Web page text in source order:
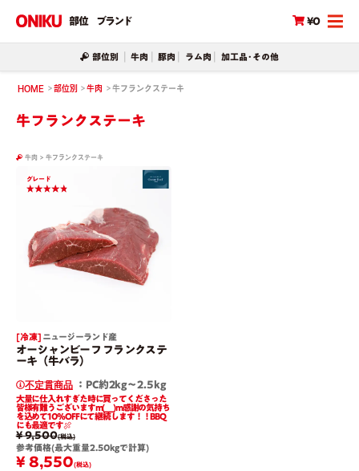
部位 ブランド ¥0
部位別 牛肉 豚肉 ラム肉 加工品･その他
HOME 部位別 牛肉 牛フランクステーキ
牛フランクステーキ
牛肉 > 牛フランクステーキ
グレード
[ 冷凍 ] ニュージーランド産
オーシャンビーフ フランクステ
ーキ（牛バラ）
不定貫商品 ：PC約2kg〜2.5kg
大量に仕入れすぎた時に買ってくださった
皆様有難うございますm(_ _)m感謝の気持ち
を込めて10％OFFにて継続します！！BBQ
にも最適です🍖
¥ 9,500(税込)
参考価格(最大重量2.50kgで計算)
¥ 8,550(税込)